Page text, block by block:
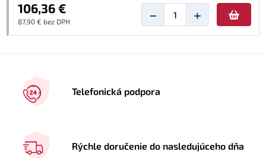
106,36 €
87,90 € bez DPH − +
Telefonická podpora
Rýchle doručenie do nasledujúceho dňa